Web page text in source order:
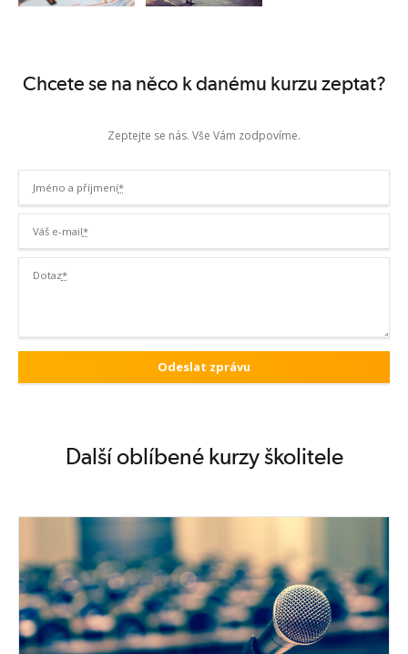
Chcete se na něco k danému kurzu zeptat?
Zeptejte se nás. Vše Vám zodpovíme.
Jméno a příjmení*
Váš e-mail*
Dotaz*
Další oblíbené kurzy školitele